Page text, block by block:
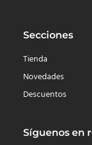
Secciones
Tienda
Novedades
Descuentos
Síguenos en